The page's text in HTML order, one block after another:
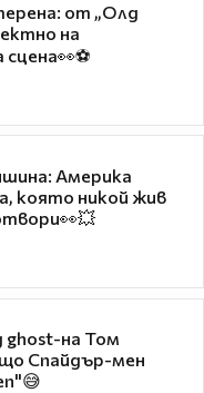
от „Олд
на
Америка
която никой жив
ghost-на Том
Спайдър-мен